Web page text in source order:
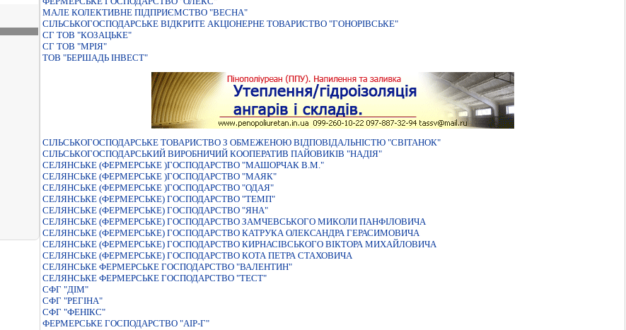
МАЛЕ КОЛЕКТИВНЕ ПIДПРИЄМСТВО "ВЕСНА"
СІЛЬСЬКОГОСПОДАРСЬКЕ ВІДКРИТЕ АКЦІОНЕРНЕ ТОВАРИСТВО "ГОНОРІВСЬКЕ"
СГ ТОВ "КОЗАЦЬКЕ"
СГ ТОВ "МРІЯ"
ТОВ "БЕРШАДЬ ІНВЕСТ"
СIЛЬСЬКОГОСПОДАРСЬКЕ ТОВАРИСТВО З ОБМЕЖЕНОЮ ВIДПОВIДАЛЬНIСТЮ "СВIТАНОК"
СІЛЬСЬКОГОСПОДАРСЬКИЙ ВИРОБНИЧИЙ КООПЕРАТИВ ПАЙОВИКІВ "НАДІЯ"
СЕЛЯНСЬКЕ (ФЕРМЕРСЬКЕ )ГОСПОДАРСТВО "МАШОРЧАК В.М."
СЕЛЯНСЬКЕ (ФЕРМЕРСЬКЕ )ГОСПОДАРСТВО "МАЯК"
СЕЛЯНСЬКЕ (ФЕРМЕРСЬКЕ )ГОСПОДАРСТВО "ОДАЯ"
СЕЛЯНСЬКЕ (ФЕРМЕРСЬКЕ) ГОСПОДАРСТВО "ТЕМП"
СЕЛЯНСЬКЕ (ФЕРМЕРСЬКЕ) ГОСПОДАРСТВО "ЯНА"
СЕЛЯНСЬКЕ (ФЕРМЕРСЬКЕ) ГОСПОДАРСТВО ЗАМЧЕВСЬКОГО МИКОЛИ ПАНФIЛОВИЧА
СЕЛЯНСЬКЕ (ФЕРМЕРСЬКЕ) ГОСПОДАРСТВО КАТРУКА ОЛЕКСАНДРА ГЕРАСИМОВИЧА
СЕЛЯНСЬКЕ (ФЕРМЕРСЬКЕ) ГОСПОДАРСТВО КИРНАСIВСЬКОГО ВIКТОРА МИХАЙЛОВИЧА
СЕЛЯНСЬКЕ (ФЕРМЕРСЬКЕ) ГОСПОДАРСТВО КОТА ПЕТРА СТАХОВИЧА
СЕЛЯНСЬКЕ ФЕРМЕРСЬКЕ ГОСПОДАРСТВО "ВАЛЕНТИН"
СЕЛЯНСЬКЕ ФЕРМЕРСЬКЕ ГОСПОДАРСТВО "ТЕСТ"
СФГ "ДІМ"
СФГ "РЕГІНА"
СФГ "ФЕНІКС"
ФЕРМЕРСЬКЕ ГОСПОДАРСТВО "АIР-Г"